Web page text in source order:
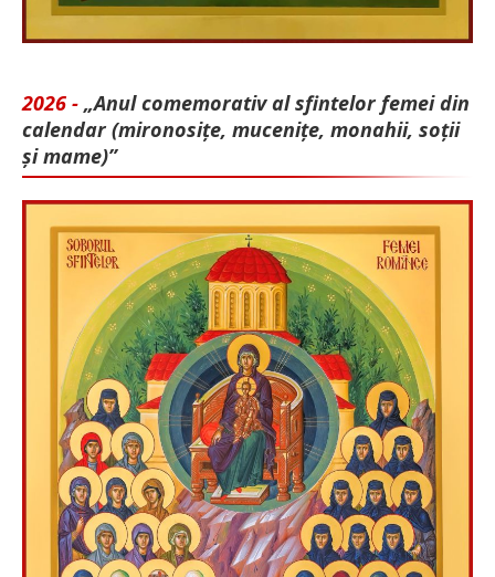
2026 - „Anul comemorativ al sfintelor femei din
calendar (mironosițe, mu­cenițe, monahii, soții
și mame)”